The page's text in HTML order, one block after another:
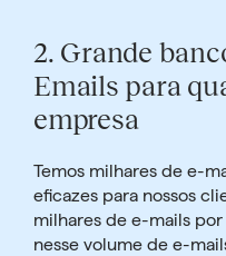
2. Grande
Emails para
empresa
Temos milhares de e-
eficazes para nossos
milhares de e-mails
nesse volume de e-